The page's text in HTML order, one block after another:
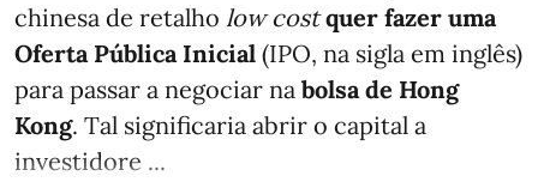
chinesa de retalho low cost quer fazer uma
Oferta Pública Inicial (IPO, na sigla em inglês)
para passar a negociar na bolsa de Hong
Kong. Tal significaria abrir o capital a
investidore ...